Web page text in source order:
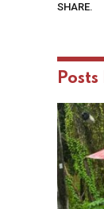
SHARE.
Posts